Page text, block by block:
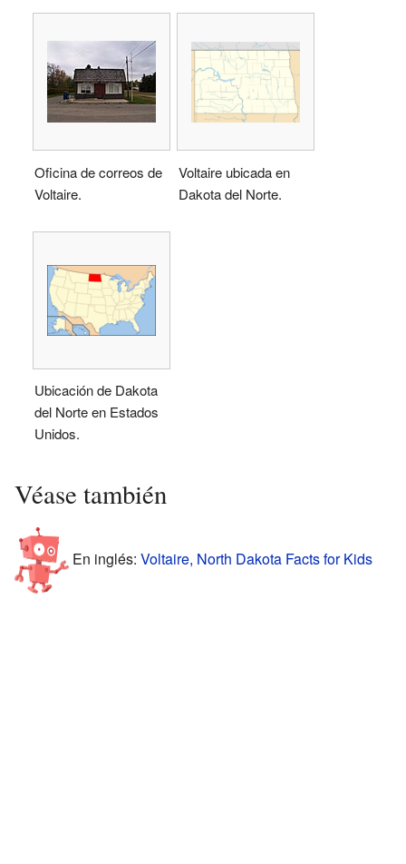
Oficina de correos de
Voltaire.
Voltaire ubicada en
Dakota del Norte.
Ubicación de Dakota
del Norte en Estados
Unidos.
Véase también
En inglés: Voltaire, North Dakota Facts for Kids